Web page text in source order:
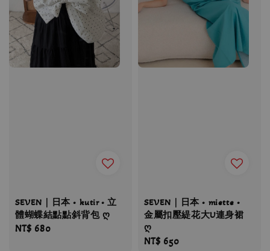
SEVEN｜日本 • kutir • 立
體蝴蝶結點點斜背包 ღ
Regular
NT$ 680
SEVEN｜日本 • miette •
金屬扣壓緹花大U連身裙
ღ
Regular
NT$ 650